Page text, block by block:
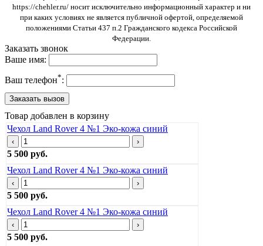
https://chehler.ru/ носит исключительно информационный характер и ни
при каких условиях не является публичной офертой, определяемой
положениями Статьи 437 п.2 Гражданского кодекса Российской
Федерации.
Заказать звонок
Ваше имя:
Ваш телефон*:
Товар добавлен в корзину
Чехол Land Rover 4 №1 Эко-кожа синий
‹ ›
5 500 руб.
Чехол Land Rover 4 №1 Эко-кожа синий
‹ ›
5 500 руб.
Чехол Land Rover 4 №1 Эко-кожа синий
‹ ›
5 500 руб.